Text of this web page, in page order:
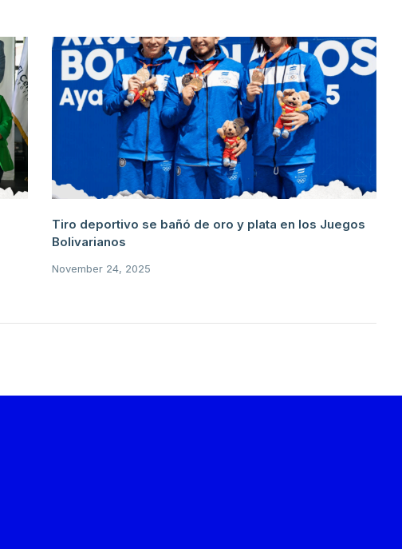
Tiro deportivo se bañó de oro y plata en los Juegos
Bolivarianos
November 24, 2025